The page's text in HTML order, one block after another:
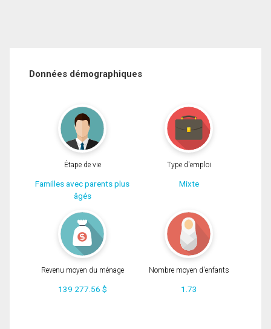
Données démographiques
Étape de vie
Familles avec parents plus
âgés
Type d'emploi
Mixte
Revenu moyen du ménage
139 277.56 $
Nombre moyen d'enfants
1.73